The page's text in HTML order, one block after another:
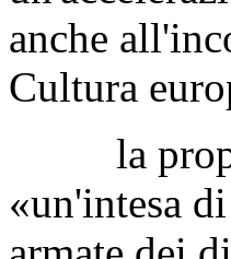
tema di «un
patrimonio
anche
Cultura